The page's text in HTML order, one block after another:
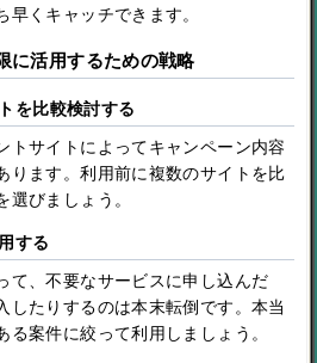
くキャッチできます。
に活用するための戦略
を比較検討する
トサイトによってキャンペーン内容
ります。利用前に複数のサイトを比
びましょう。
する
て、不要なサービスに申し込んだ
したりするのは本末転倒です。本当
る案件に絞って利用しましょう。